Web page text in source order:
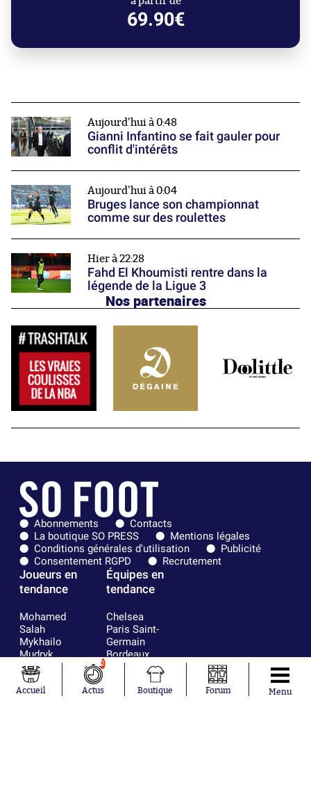
69.90€
Aujourd'hui à 0:48
Gianni Infantino se fait gauler pour
conflit d'intérêts
Aujourd'hui à 0:04
Bruges lance son championnat
comme sur des roulettes
Hier à 22:28
Fahd El Khoumisti rentre dans la
légende de la Ligue 3
Nos partenaires
Abonnements
Contacts
La boutique SO PRESS
Mentions légales
Conditions générales d'utilisation
Publicité
Consentement RGPD
Recrutement
Joueurs en
tendance
Mohamed
Salah
Mykhailo
Mudryk
Neymar
Khalis Merah
Loïs Openda
Équipes en
tendance
Chelsea
Paris Saint-
Germain
Bordeaux
Olympique
Accueil
2
Actus Boutique Forum Menu